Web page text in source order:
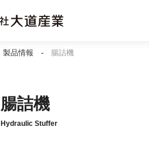
製品情報 腸詰機
腸詰機
Hydraulic Stuffer